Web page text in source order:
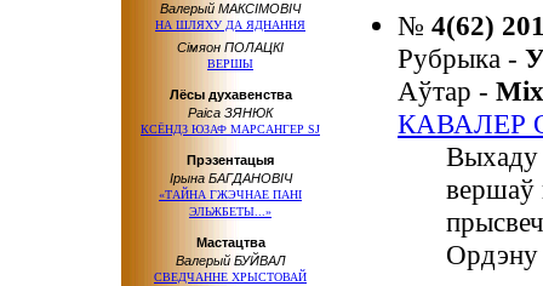
Валерый МАКСІМОВІЧ
НА ШЛЯХУ ДА ЯДНАННЯ
Сімяон ПОЛАЦКІ
ВЕРШЫ
Лёсы духавенства
Раіса ЗЯНЮК
КСЁНДЗ ЮЗАФ МАРСАНГЕР SJ
Прэзентацыя
Ірына БАГДАНОВІЧ
«ТАЙНА ГЖЭЧНАЕ ПАНІ
ЭЛЬЖБЕТЫ...»
Мастацтва
Валерый БУЙВАЛ
СВЕДЧАННЕ ХРЫСТОВАЙ
№ 4(62)
Рубрыка -
Аўтар -
КАВАЛЕР
Выхаду
вершаў
Ордэну